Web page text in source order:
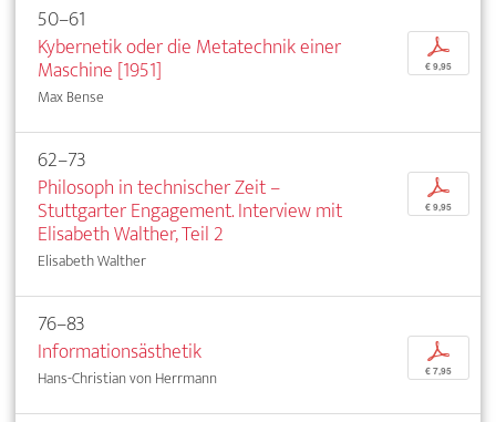
50–61
Kybernetik oder die Metatechnik einer
Maschine [1951]
Max Bense
p
€ 9,95
62–73
Philosoph in technischer Zeit –
Stuttgarter Engagement. Interview mit
Elisabeth Walther, Teil 2
Elisabeth Walther
p
€ 9,95
76–83
Informationsästhetik
Hans-Christian von Herrmann
p
€ 7,95